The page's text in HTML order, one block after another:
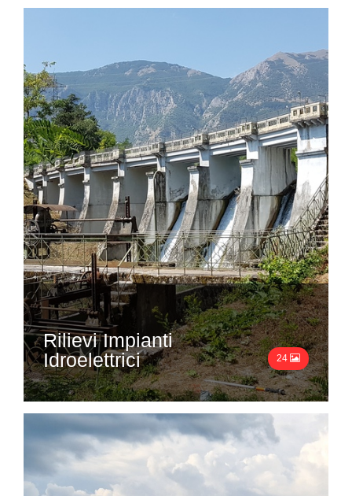
Rilievi Impianti
Idroelettrici
24